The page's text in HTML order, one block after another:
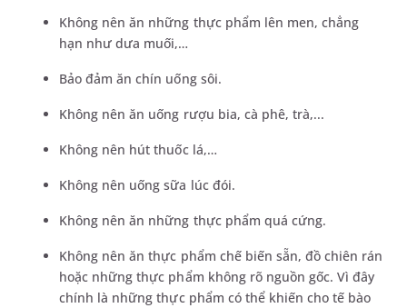
Không nên ăn những thực phẩm lên men, chẳng
hạn như dưa muối,…
Bảo đảm ăn chín uống sôi.
Không nên ăn uống rượu bia, cà phê, trà,...
Không nên hút thuốc lá,…
Không nên uống sữa lúc đói.
Không nên ăn những thực phẩm quá cứng.
Không nên ăn thực phẩm chế biến sẵn, đồ chiên rán
hoặc những thực phẩm không rõ nguồn gốc. Vì đây
chính là những thực phẩm có thể khiến cho tế bào